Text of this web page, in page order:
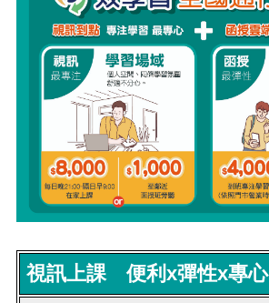
視訊上課 便利 x彈性x專心